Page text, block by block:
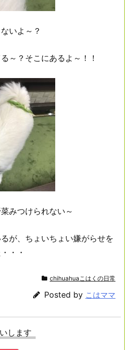
いよ～？
～？そこにあるよ～！！
みつけられない～
が、ちょいちょい嫌がらせを
・・
chihuahuaこはくの日常
Posted by こはママ
します